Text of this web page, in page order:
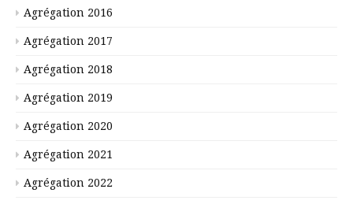
Agrégation 2016
Agrégation 2017
Agrégation 2018
Agrégation 2019
Agrégation 2020
Agrégation 2021
Agrégation 2022